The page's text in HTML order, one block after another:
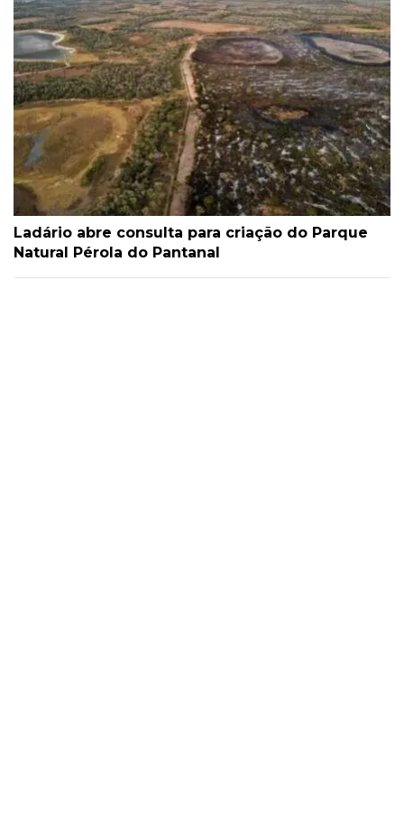
Ladário abre consulta para criação do Parque
Natural Pérola do Pantanal